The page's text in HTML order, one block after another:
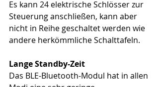
Es kann 24 elektrische Schlösser zur
Steuerung anschließen, kann aber
nicht in Reihe geschaltet werden wie
andere herkömmliche Schalttafeln.
Lange Standby-Zeit
Das BLE-Bluetooth-Modul hat in allen